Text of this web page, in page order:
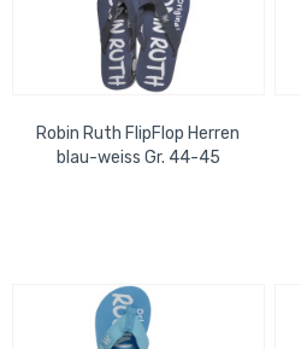
Robin Ruth FlipFlop Herren
blau-weiss Gr. 44-45